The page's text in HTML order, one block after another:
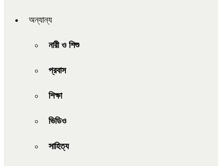
অন্যান্য
নারী ও শিশু
প্রবাস
শিক্ষা
ভিডিও
সাহিত্য